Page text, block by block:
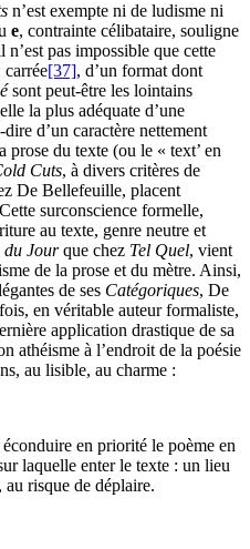
n’est exempte ni de ludisme ni
e, contrainte célibataire, souligne
pas impossible que cette
carrée[37], d’un format dont
sont peut-être les lointains
la plus adéquate d’une
d’un caractère nettement
prose du texte (ou le « text’ en
Cuts, à divers critères de
De Bellefeuille, placent
surconscience formelle,
au texte, genre neutre et
du Jourque chez Tel Quel, vient
de la prose et du mètre. Ainsi,
de ses Catégoriques, De
en véritable auteur formaliste,
application drastique de sa
athéisme à l’endroit de la poésie
au lisible, au charme :
en priorité le poème en
laquelle enter le texte : un lieu
risque de déplaire.